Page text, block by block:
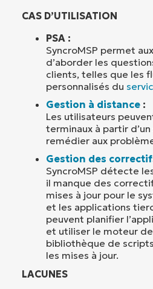
CAS D’UTILISATION
PSA :
SyncroMSP permet
d’aborder les
clients, telles que les
personnalisés du
Gestion à distance :
Les utilisateurs
terminaux à partir
remédier aux
Gestion des
SyncroMSP détecte
il manque des
mises à jour pour le
et les applications
peuvent planifier
et utiliser le moteur
bibliothèque de
les mises à jour.
LACUNES